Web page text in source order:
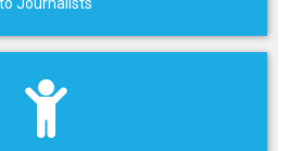
to Journalists